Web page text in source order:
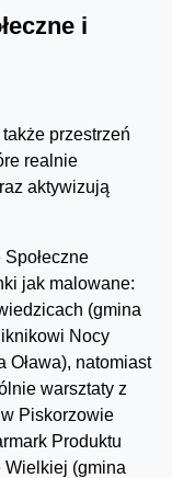
i
przestrzeń
realnie
aktywizują
jak malowane:
(gmina
Nocy
Oława), natomiast
warsztaty z
Piskorzowie
Produktu
Wielkiej (gmina